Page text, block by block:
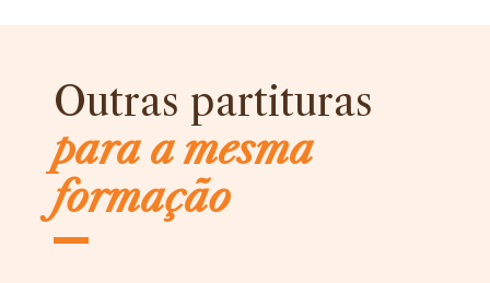
Outras partituras
para a mesma
formação